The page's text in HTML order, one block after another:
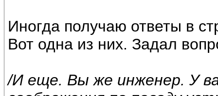
Иногда получаю ответы в
Вот одна из них. Задал
/И еще. Вы же инженер. У